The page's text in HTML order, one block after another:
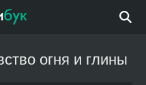
огня и глины